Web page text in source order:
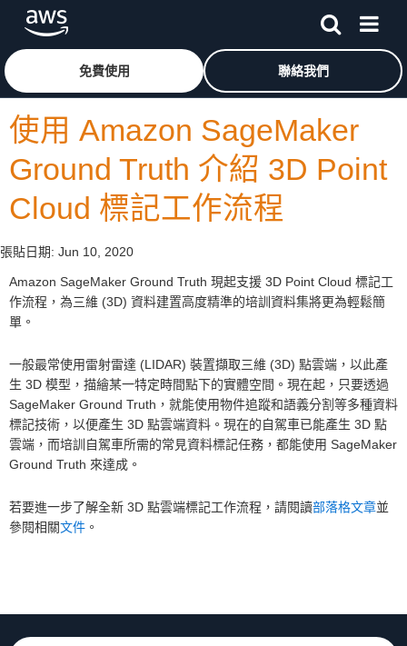
跳至主要內容按一下這裡可返回 Amazon Web Services 首頁
免費使用 聯絡我們
使用 Amazon SageMaker
Ground Truth 介紹 3D Point
Cloud 標記工作流程
張貼日期: Jun 10, 2020
Amazon SageMaker Ground Truth 現起支援 3D Point Cloud 標記工
作流程，為三維 (3D) 資料建置高度精準的培訓資料集將更為輕鬆簡
單。
一般最常使用雷射雷達 (LIDAR) 裝置擷取三維 (3D) 點雲端，以此產
生 3D 模型，描繪某一特定時間點下的實體空間。現在起，只要透過
SageMaker Ground Truth，就能使用物件追蹤和語義分割等多種資料
標記技術，以便產生 3D 點雲端資料。現在的自駕車已能產生 3D 點
雲端，而培訓自駕車所需的常見資料標記任務，都能使用 SageMaker
Ground Truth 來達成。
若要進一步了解全新 3D 點雲端標記工作流程，請閱讀部落格文章並
參閱相關文件 。